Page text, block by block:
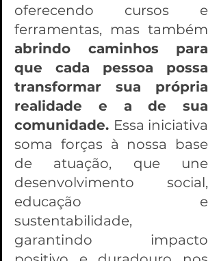
oferecendo cursos e
abrindo caminhos para
que cada pessoa possa
transformar sua própria
realidade e a de sua
comunidade. Essa iniciativa
soma forças à nossa base
de atuação, que une
desenvolvimento social,
educação e
sustentabilidade,
garantindo impacto